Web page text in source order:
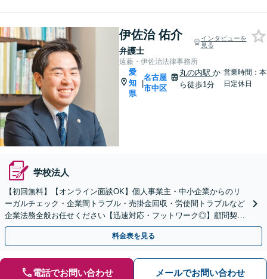
伊佐治 佑介
弁護士
インタビューを
見る
遠藤・伊佐治法律事務所
愛
知
県
|
名古屋
市中区
丸の内駅か
ら徒歩1分
営業時間：本
日定休日
学校法人
【初回無料】【オンライン面談OK】個人事業主・中小企業からのリ
ーガルチェック・企業間トラブル・売掛金回収・労使間トラブルなど
企業法務全般お任せください【迅速対応・フットワーク◎】顧問契約
のご相談も【夜間・休日対応可能】【丸の内駅2分】
料金表を見る
電話でお問い合わせ メールでお問い合わせ